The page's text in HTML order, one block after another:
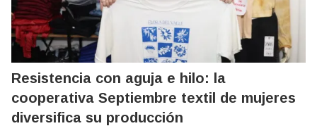
Resistencia con aguja e hilo: la
cooperativa Septiembre textil de mujeres
diversifica su producción